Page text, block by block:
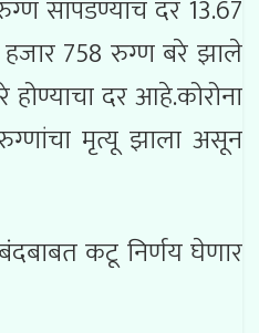
सापडण्याच दर 13.67
758 रुग्ण बरे झाले
दर आहे.कोरोना
मृत्यू झाला असून
कटू निर्णय घेणार